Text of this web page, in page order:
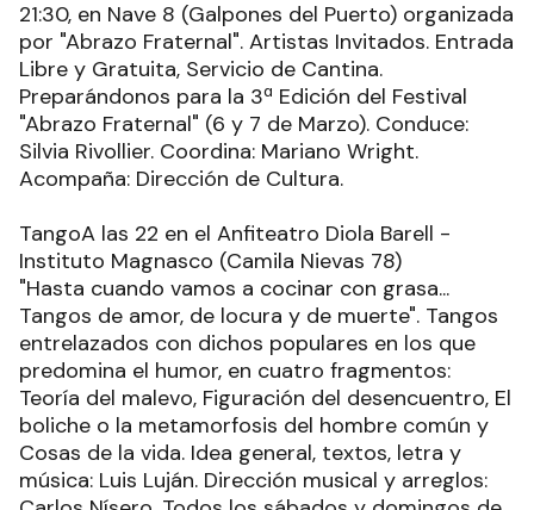
21:30, en Nave 8 (Galpones del Puerto) organizada
por "Abrazo Fraternal". Artistas Invitados. Entrada
Libre y Gratuita, Servicio de Cantina.
Preparándonos para la 3ª Edición del Festival
"Abrazo Fraternal" (6 y 7 de Marzo). Conduce:
Silvia Rivollier. Coordina: Mariano Wright.
Acompaña: Dirección de Cultura.
TangoA las 22 en el Anfiteatro Diola Barell -
Instituto Magnasco (Camila Nievas 78)
"Hasta cuando vamos a cocinar con grasa...
Tangos de amor, de locura y de muerte". Tangos
entrelazados con dichos populares en los que
predomina el humor, en cuatro fragmentos:
Teoría del malevo, Figuración del desencuentro, El
boliche o la metamorfosis del hombre común y
Cosas de la vida. Idea general, textos, letra y
música: Luis Luján. Dirección musical y arreglos: